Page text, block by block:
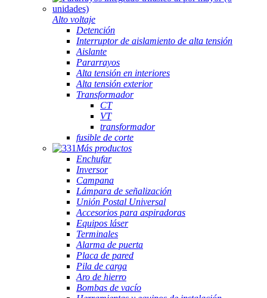
Alto voltaje
Detención
Interruptor de aislamiento de alta tensión
Aislante
Pararrayos
Alta tensión en interiores
Alta tensión exterior
Transformador
CT
VT
transformador
fusible de corte
Más productos
Enchufar
Inversor
Campana
Lámpara de señalización
Unión Postal Universal
Accesorios para aspiradoras
Equipos láser
Terminales
Alarma de puerta
Placa de pared
Pila de carga
Aro de hierro
Bombas de vacío